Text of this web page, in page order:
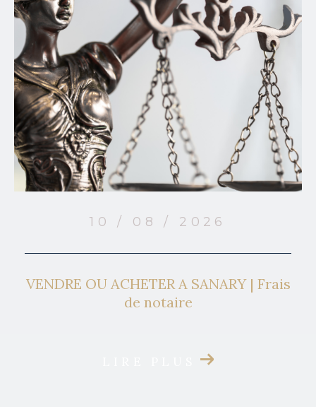
10 / 08 / 2026
VENDRE OU ACHETER A SANARY | Frais
de notaire